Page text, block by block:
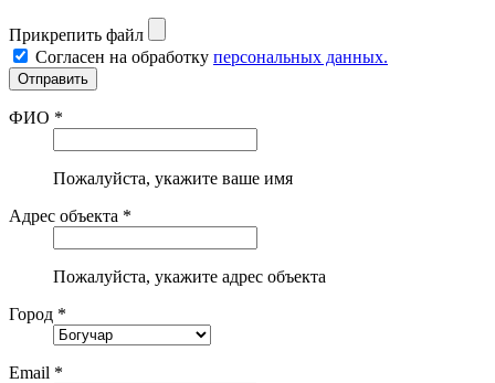
Прикрепить файл
Согласен на обработку персональных данных.
ФИО *
Пожалуйста, укажите ваше имя
Адрес объекта *
Пожалуйста, укажите адрес объекта
Город *
Email *